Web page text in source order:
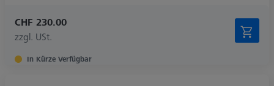
CHF 230.00
zzgl. USt.
In Kürze Verfügbar